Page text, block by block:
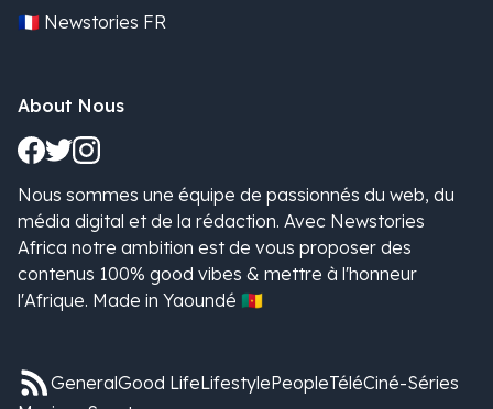
🇫🇷 Newstories FR
About Nous
Nous sommes une équipe de passionnés du web, du
média digital et de la rédaction. Avec Newstories
Africa notre ambition est de vous proposer des
contenus 100% good vibes & mettre à l'honneur
l'Afrique. Made in Yaoundé 🇨🇲
GeneralGood LifeLifestylePeopleTéléCiné-Séries